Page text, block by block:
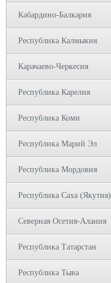
Кабардино-Балкария
Республика Калмыкия
Карачаево-Черкесия
Республика Карелия
Республика Коми
Республика Марий Эл
Республика Мордовия
Республика Саха (Якутия)
Северная Осетия-Алания
Республика Татарстан
Республика Тыва